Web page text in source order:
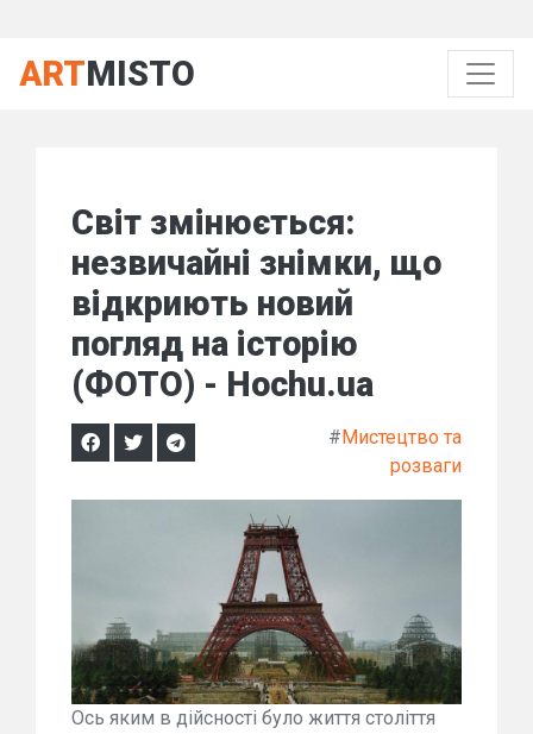
ARTMISTO
Світ змінюється:
незвичайні знімки, що
відкриють новий
погляд на історію
(ФОТО) - Hochu.ua
#Мистецтво та
розваги
Ось яким в дійсності було життя століття